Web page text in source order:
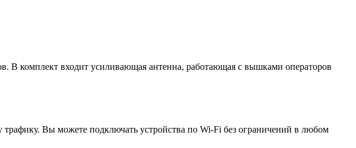
комплект входит усиливающая антенна, работающая с вышками операторов
Вы можете подключать устройства по Wi-Fi без ограничений в любом